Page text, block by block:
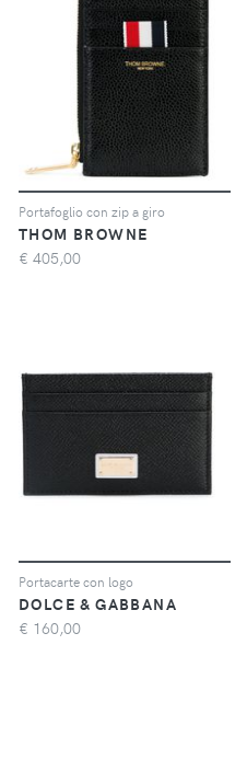
Portafoglio con zip a giro
THOM BROWNE
€ 405,00
Portacarte con logo
DOLCE & GABBANA
€ 160,00